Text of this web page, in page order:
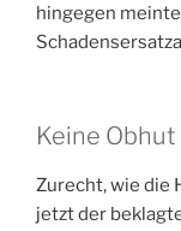
hingegen
Keine
Zurecht, wie die
jetzt der